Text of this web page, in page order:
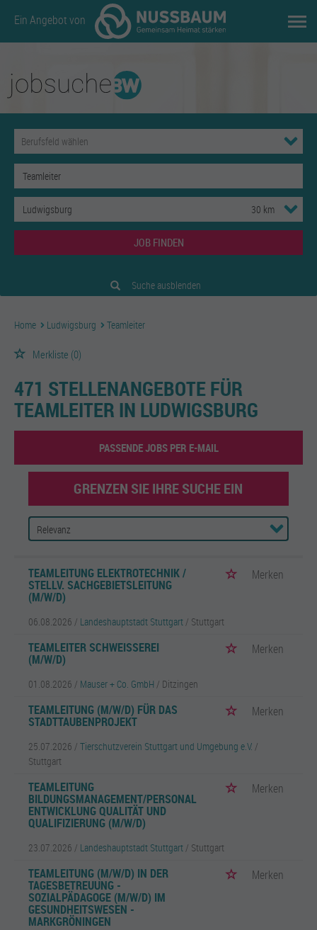
Ein Angebot von
JOB FINDEN
Suche ausblenden
Home Ludwigsburg Teamleiter
Merkliste (0)
471 STELLENANGEBOTE FÜR
TEAMLEITER IN LUDWIGSBURG
PASSENDE JOBS PER E-MAIL
GRENZEN SIE IHRE SUCHE EIN
TEAMLEITUNG ELEKTROTECHNIK /
STELLV. SACHGEBIETSLEITUNG
(M/W/D)
Merken
06.08.2026 / Landeshauptstadt Stuttgart / Stuttgart
TEAMLEITER SCHWEISSEREI (
M/W/D)
Merken
01.08.2026 / Mauser + Co. GmbH / Ditzingen
TEAMLEITUNG (M/W/D) FÜR DAS
STADTTAUBENPROJEKT
Merken
25.07.2026 / Tierschutzverein Stuttgart und Umgebung e.V. /
Stuttgart
TEAMLEITUNG
BILDUNGSMANAGEMENT/PERSONAL
ENTWICKLUNG QUALITÄT UND
QUALIFIZIERUNG (M/W/D)
Merken
23.07.2026 / Landeshauptstadt Stuttgart / Stuttgart
TEAMLEITUNG (M/W/D) IN DER
TAGESBETREUUNG -
SOZIALPÄDAGOGE (M/W/D) IM
GESUNDHEITSWESEN -
MARKGRÖNINGEN
Merken